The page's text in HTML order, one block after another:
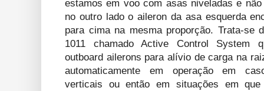
estamos em voo com asas niveladas e
no outro lado o aileron da asa esquerda
para cima na mesma proporção. Trata-se
1011 chamado Active Control System
outboard ailerons para alívio de carga na
automaticamente em operação em
verticais ou então em situações em